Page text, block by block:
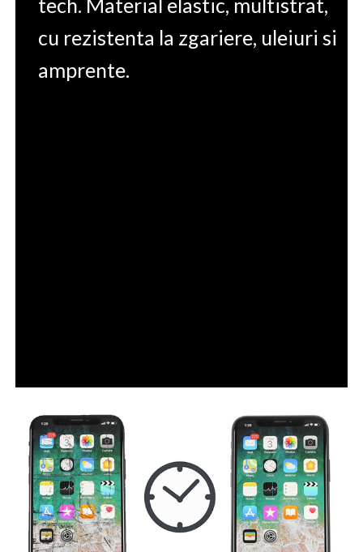
cu rezistenta la zgariere, uleiuri si
amprente.